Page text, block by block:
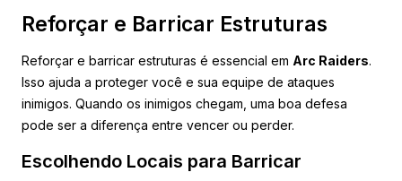
Reforçar e Barricar Estruturas
Reforçar e barricar estruturas é essencial em Arc Raiders.
Isso ajuda a proteger você e sua equipe de ataques
inimigos. Quando os inimigos chegam, uma boa defesa
pode ser a diferença entre vencer ou perder.
Escolhendo Locais para Barricar